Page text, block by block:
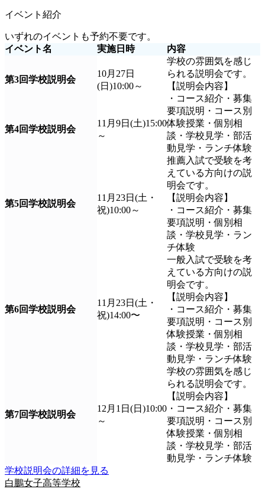
イベント紹介
いずれのイベントも予約不要です。
イベント名
実施日時 内容
第3回学校説明会
10月27日
(日)10:00～
学校の雰囲気を感じ
られる説明会です。
【説明会内容】
・コース紹介・募集
要項説明・コース別
体験授業・個別相
談・学校見学・部活
動見学・ランチ体験
第4回学校説明会
11月9日(土)15:00
～
第5回学校説明会
11月23日(土・
祝)10:00～
推薦入試で受験を考
えている方向けの説
明会です。
【説明会内容】
・コース紹介・募集
要項説明・個別相
談・学校見学・ラン
チ体験
第6回学校説明会
11月23日(土・
祝)14:00〜
一般入試で受験を考
えている方向けの説
明会です。
【説明会内容】
・コース紹介・募集
要項説明・コース別
体験授業・個別相
談・学校見学・部活
動見学・ランチ体験
第7回学校説明会
12月1日(日)10:00
～
学校の雰囲気を感じ
られる説明会です。
【説明会内容】
・コース紹介・募集
要項説明・コース別
体験授業・個別相
談・学校見学・部活
動見学・ランチ体験
学校説明会の詳細を見る
白鵬女子高等学校